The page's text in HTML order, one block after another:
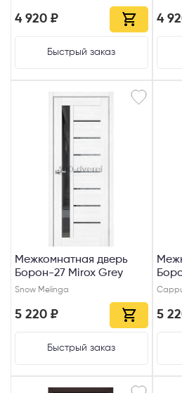
4 920 ₽
Быстрый заказ
4
Межкомнатная дверь
Борон-27 Mirox Grey
Snow Melinga
5 220 ₽
Быстрый заказ
5